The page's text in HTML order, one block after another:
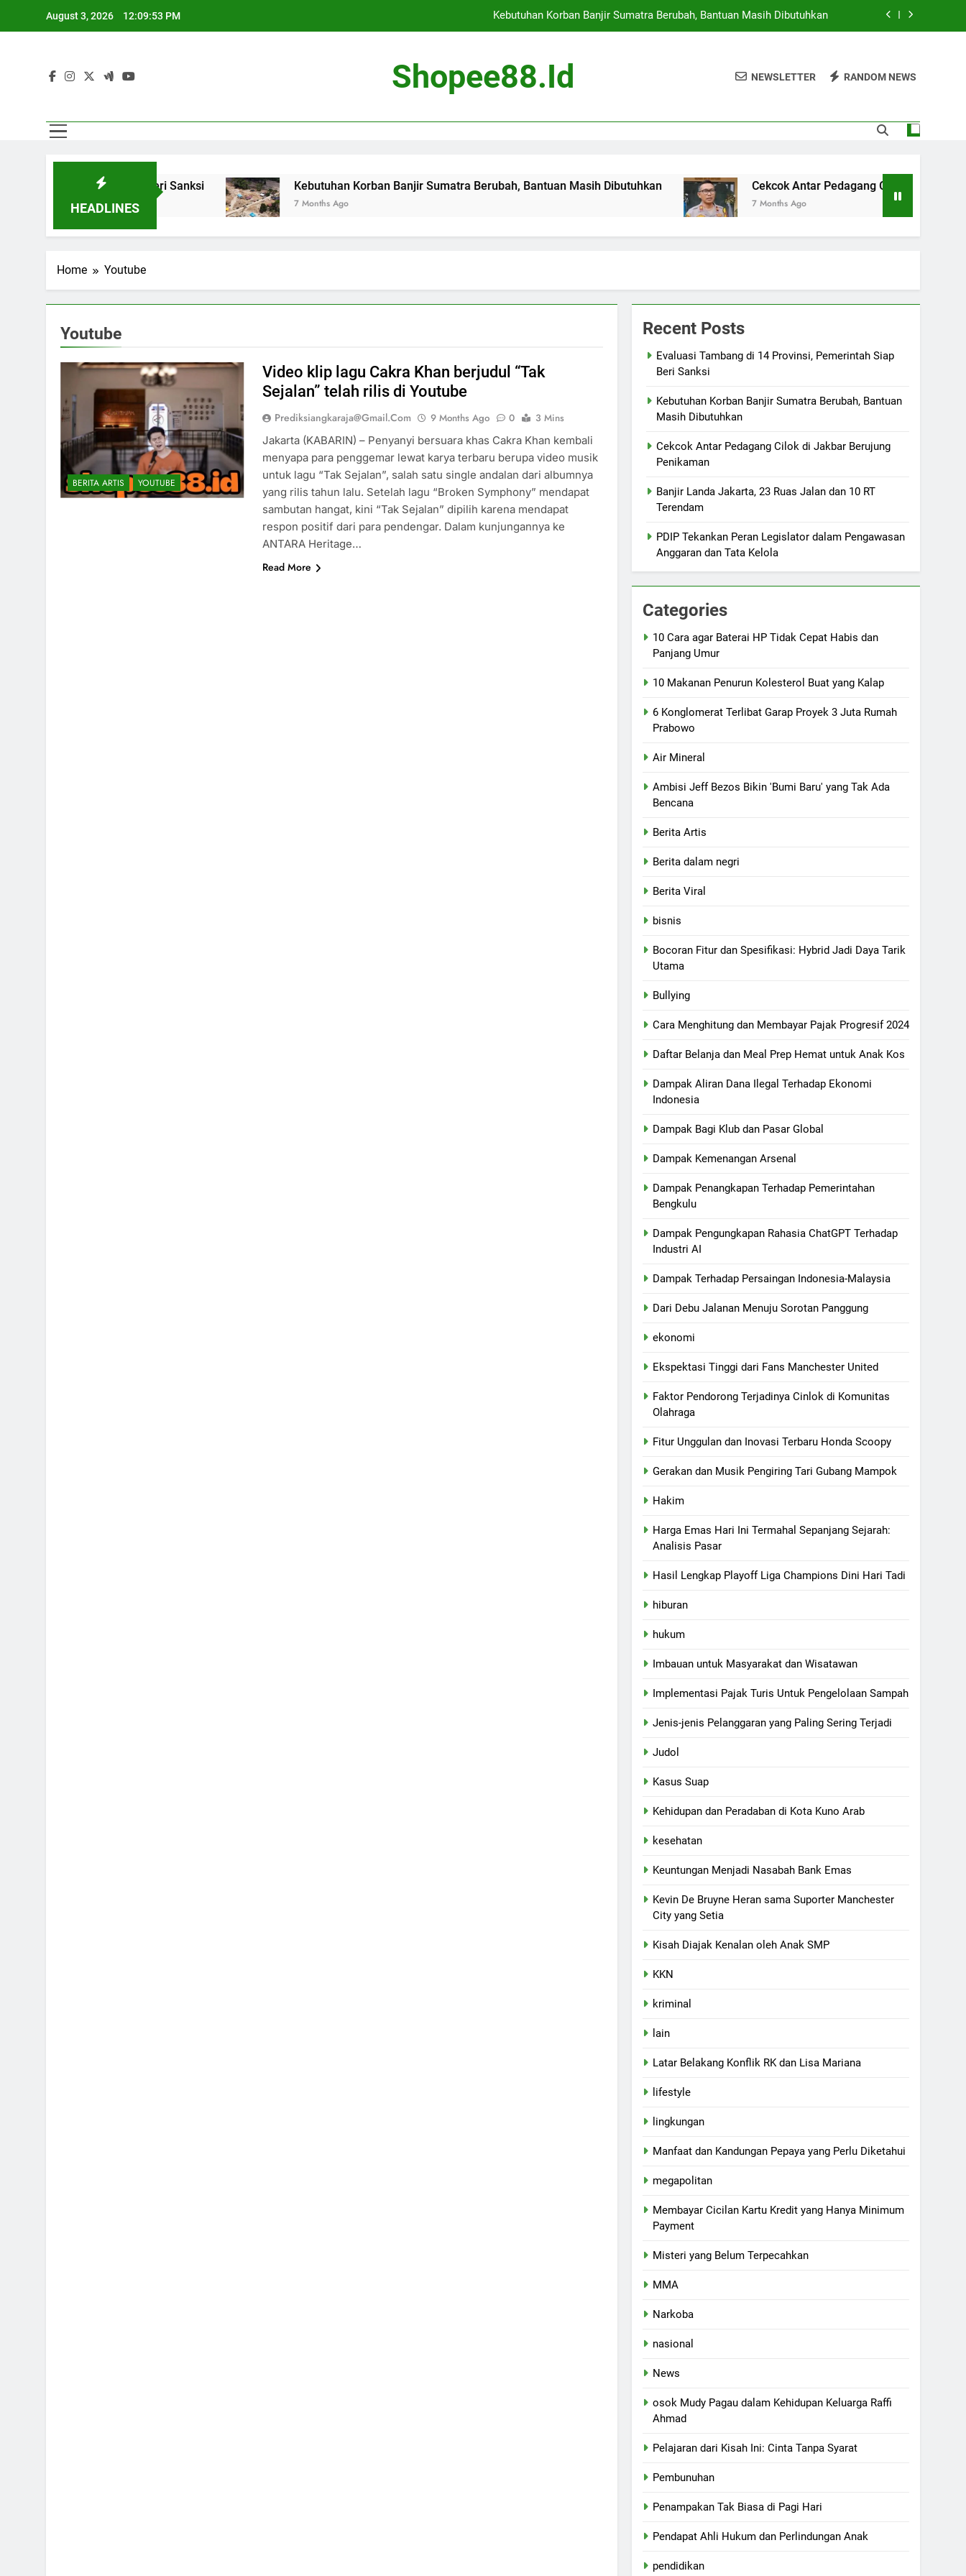
August 3, 2026 12:09:53 PM Kebutuhan Korban Banjir Sumatra Berubah, Bantuan Masih Dibutuhkan
Banjir Landa Jakarta, 23 Ruas Jalan dan 10 RT Terendam
Banjir Landa Jakarta, 23 Ruas Jalan dan 10 RT Terendam
Shopee88.id NEWSLETTER RANDOM NEWS
HEADLINES
Siap Beri Sanksi Kebutuhan Korban Banjir Sumatra Berubah, Bantuan Masih Dibutuhkan
7 Months Ago
Cekcok Antar Pedagang Cilok di Jakbar Berujung
7 Months Ago
Home Youtube
Youtube
BERITA ARTIS YOUTUBE
Video klip lagu Cakra Khan berjudul “Tak
Sejalan” telah rilis di Youtube
Prediksiangkaraja@gmail.com 9 Months Ago 0
3 Mins
Jakarta (KABARIN) – Penyanyi bersuara khas Cakra Khan kembali
menyapa para penggemar lewat karya terbaru berupa video musik
untuk lagu “Tak Sejalan”, salah satu single andalan dari albumnya
yang rilis tahun lalu. Setelah lagu “Broken Symphony” mendapat
sambutan hangat, kini “Tak Sejalan” dipilih karena mendapat
respon positif dari para pendengar. Dalam kunjungannya ke
ANTARA Heritage…
Read More
Recent Posts
Evaluasi Tambang di 14 Provinsi, Pemerintah Siap
Beri Sanksi
Kebutuhan Korban Banjir Sumatra Berubah, Bantuan
Masih Dibutuhkan
Cekcok Antar Pedagang Cilok di Jakbar Berujung
Penikaman
Banjir Landa Jakarta, 23 Ruas Jalan dan 10 RT
Terendam
PDIP Tekankan Peran Legislator dalam Pengawasan
Anggaran dan Tata Kelola
Categories
10 Cara agar Baterai HP Tidak Cepat Habis dan
Panjang Umur
10 Makanan Penurun Kolesterol Buat yang Kalap
6 Konglomerat Terlibat Garap Proyek 3 Juta Rumah
Prabowo
Air Mineral
Ambisi Jeff Bezos Bikin 'Bumi Baru' yang Tak Ada
Bencana
Berita Artis
Berita dalam negri
Berita Viral
bisnis
Bocoran Fitur dan Spesifikasi: Hybrid Jadi Daya Tarik
Utama
Bullying
Cara Menghitung dan Membayar Pajak Progresif 2024
Daftar Belanja dan Meal Prep Hemat untuk Anak Kos
Dampak Aliran Dana Ilegal Terhadap Ekonomi
Indonesia
Dampak Bagi Klub dan Pasar Global
Dampak Kemenangan Arsenal
Dampak Penangkapan Terhadap Pemerintahan
Bengkulu
Dampak Pengungkapan Rahasia ChatGPT Terhadap
Industri AI
Dampak Terhadap Persaingan Indonesia-Malaysia
Dari Debu Jalanan Menuju Sorotan Panggung
ekonomi
Ekspektasi Tinggi dari Fans Manchester United
Faktor Pendorong Terjadinya Cinlok di Komunitas
Olahraga
Fitur Unggulan dan Inovasi Terbaru Honda Scoopy
Gerakan dan Musik Pengiring Tari Gubang Mampok
Hakim
Harga Emas Hari Ini Termahal Sepanjang Sejarah:
Analisis Pasar
Hasil Lengkap Playoff Liga Champions Dini Hari Tadi
hiburan
hukum
Imbauan untuk Masyarakat dan Wisatawan
Implementasi Pajak Turis Untuk Pengelolaan Sampah
Jenis-jenis Pelanggaran yang Paling Sering Terjadi
Judol
Kasus Suap
Kehidupan dan Peradaban di Kota Kuno Arab
kesehatan
Keuntungan Menjadi Nasabah Bank Emas
Kevin De Bruyne Heran sama Suporter Manchester
City yang Setia
Kisah Diajak Kenalan oleh Anak SMP
KKN
kriminal
lain
Latar Belakang Konflik RK dan Lisa Mariana
lifestyle
lingkungan
Manfaat dan Kandungan Pepaya yang Perlu Diketahui
megapolitan
Membayar Cicilan Kartu Kredit yang Hanya Minimum
Payment
Misteri yang Belum Terpecahkan
MMA
Narkoba
nasional
News
osok Mudy Pagau dalam Kehidupan Keluarga Raffi
Ahmad
Pelajaran dari Kisah Ini: Cinta Tanpa Syarat
Pembunuhan
Penampakan Tak Biasa di Pagi Hari
Pendapat Ahli Hukum dan Perlindungan Anak
pendidikan